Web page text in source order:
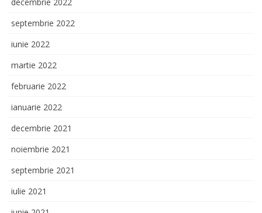
septembrie 2022
iunie 2022
martie 2022
februarie 2022
ianuarie 2022
decembrie 2021
noiembrie 2021
septembrie 2021
iulie 2021